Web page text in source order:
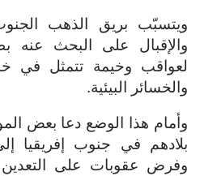
ويتسبّب بريق الذهب
والإقبال على البحث عنه
لعواقب وخيمة تتمثل في
والخسائر البيئية.
وأمام هذا الوضع دعا بعض
بلادهم في جنوب إفريقيا
وفرض عقوبات على التعدين